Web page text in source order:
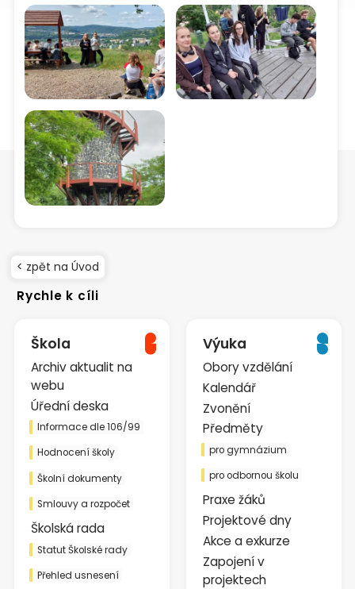
< zpět na Úvod
Rychle k cíli
Škola
Archiv aktualit na
webu
Úřední deska
Informace dle 106/99
Hodnocení školy
Školní dokumenty
Smlouvy a rozpočet
Školská rada
Statut Školské rady
Přehled usnesení
Výuka
Obory vzdělání
Kalendář
Zvonění
Předměty
pro gymnázium
pro odbornou školu
Praxe žáků
Projektové dny
Akce a exkurze
Zapojení v
projektech